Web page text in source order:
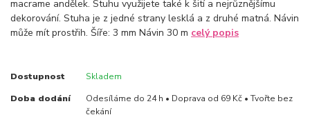
macrame andělek. Stuhu využijete také k šití a nejrůznějšímu
dekorování. Stuha je z jedné strany lesklá a z druhé matná. Návin
může mít prostřih. Šíře: 3 mm Návin 30 m celý popis
Dostupnost Skladem
Doba dodání
Odesíláme do 24 h • Doprava od 69 Kč • Tvořte bez
čekání